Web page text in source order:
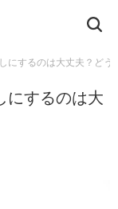
にするのは大丈夫？どう
にするのは大